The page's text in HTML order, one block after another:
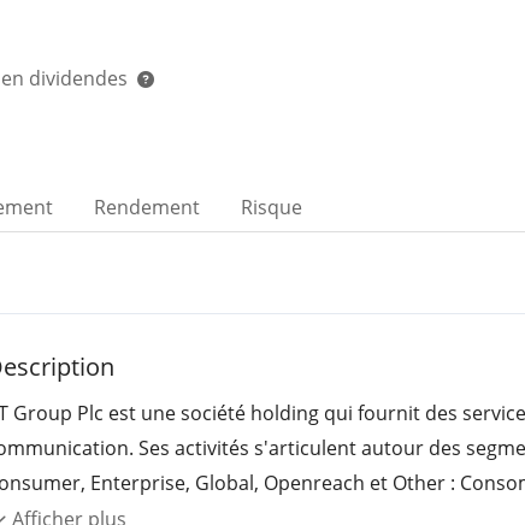
dividendes
Rendement Risque
Group Plc est une société holding qui fournit des
Ses activités s'articulent autour des
Enterprise, Global, Openreach et Other :
Global, Openreach et Autres. Le segment
Afficher plus